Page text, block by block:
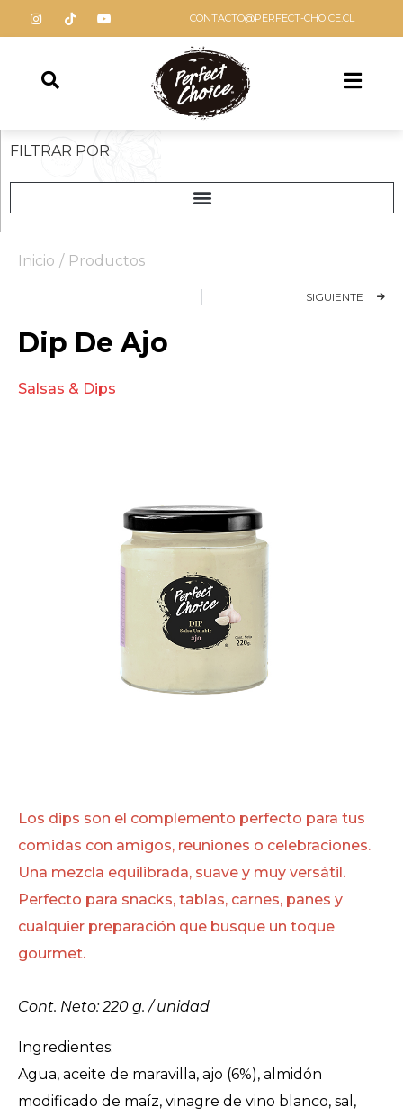
CONTACTO@PERFECT-CHOICE.CL
Inicio / Productos
SIGUIENTE
Dip De Ajo
Salsas & Dips
Los dips son el complemento perfecto para tus
comidas con amigos, reuniones o celebraciones.
Una mezcla equilibrada, suave y muy versátil.
Perfecto para snacks, tablas, carnes, panes y
cualquier preparación que busque un toque
gourmet.
Cont. Neto: 220 g. / unidad
Ingredientes:
Agua, aceite de maravilla, ajo (6%), almidón
modificado de maíz, vinagre de vino blanco, sal,
FILTRAR POR